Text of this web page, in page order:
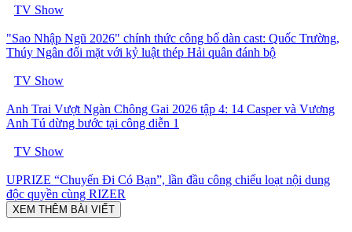
TV Show
"Sao Nhập Ngũ 2026" chính thức công bố dàn cast: Quốc Trường,
Thúy Ngân đối mặt với kỷ luật thép Hải quân đánh bộ
TV Show
Anh Trai Vượt Ngàn Chông Gai 2026 tập 4: 14 Casper và Vương
Anh Tú dừng bước tại công diễn 1
TV Show
UPRIZE “Chuyến Đi Có Bạn”, lần đầu công chiếu loạt nội dung
độc quyền cùng RIZER
XEM THÊM BÀI VIẾT